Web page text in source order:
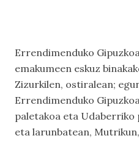
Errendimenduko
emakumeen eskuz
Zizurkilen, ostiralean;
Errendimenduko
paletakoa eta Udaberriko
eta larunbatean,